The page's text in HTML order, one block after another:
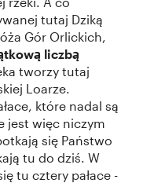
tutaj Dziką
Gór Orlickich,
liczbą
tworzy tutaj
Loarze.
które nadal są
jest więc niczym
się Państwo
tu do dziś. W
tu cztery pałace -